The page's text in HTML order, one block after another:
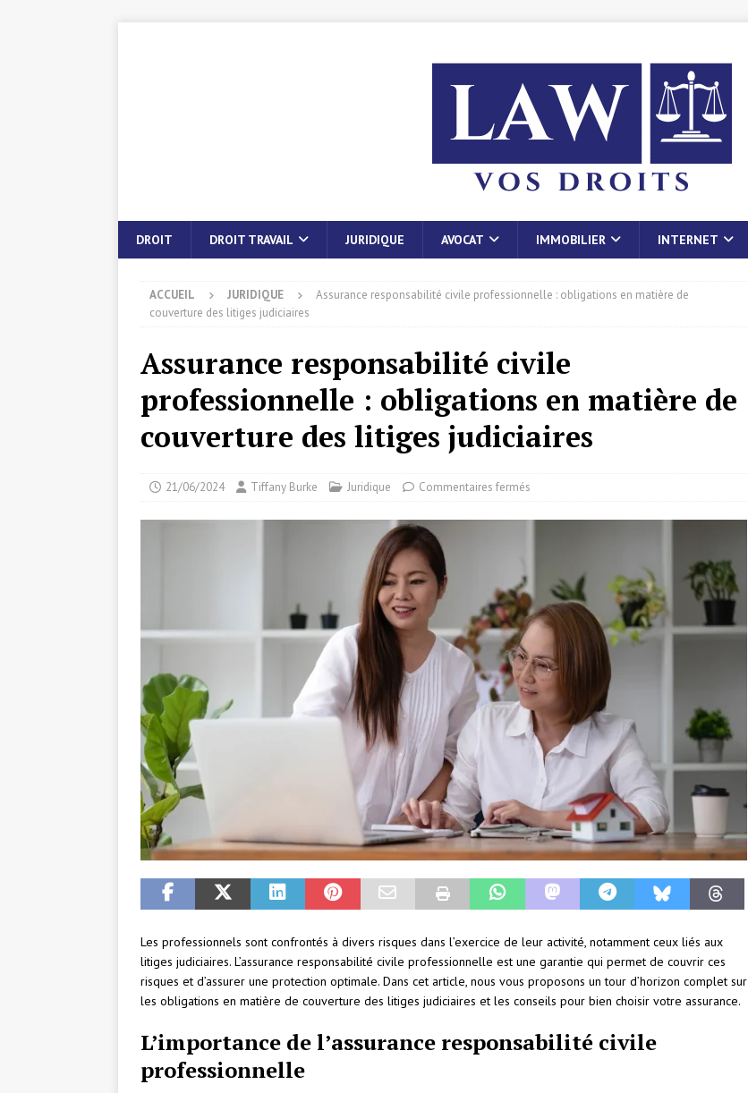
DROIT DROIT TRAVAIL JURIDIQUE AVOCAT IMMOBILIER INTERNET
ACCUEIL JURIDIQUE
Assurance responsabilité civile professionnelle : obligations en matière de
couverture des litiges judiciaires
Assurance responsabilité civile
professionnelle : obligations en matière de
couverture des litiges judiciaires
21/06/2024 Tiffany Burke Juridique Commentaires fermés
Les professionnels sont confrontés à divers risques dans l’exercice de leur activité, notamment ceux liés aux
litiges judiciaires. L’assurance responsabilité civile professionnelle est une garantie qui permet de couvrir ces
risques et d’assurer une protection optimale. Dans cet article, nous vous proposons un tour d’horizon complet sur
les obligations en matière de couverture des litiges judiciaires et les conseils pour bien choisir votre assurance.
L’importance de l’assurance responsabilité civile
professionnelle